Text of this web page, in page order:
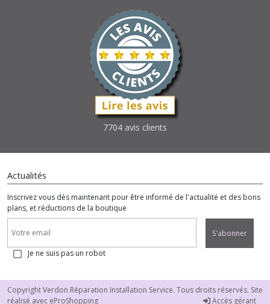
7704 avis clients
Actualités
Inscrivez vous dès maintenant pour être informé de l'actualité et des bons
plans, et réductions de la boutique
S'abonner
Je ne suis pas un robot
Copyright Verdon Réparation Installation Service. Tous droits réservés. Site
réalisé avec eProShopping Accès gérant